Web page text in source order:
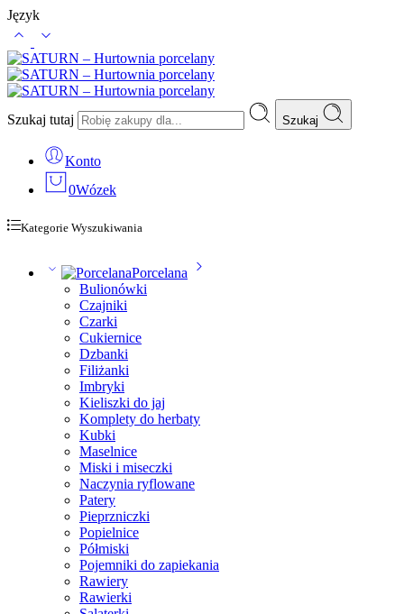
Język
Szukaj tutaj Szukaj
Konto
0Wózek
Kategorie Wyszukiwania
Porcelana
Bulionówki
Czajniki
Czarki
Cukiernice
Dzbanki
Filiżanki
Imbryki
Kieliszki do jaj
Komplety do herbaty
Kubki
Maselnice
Miski i miseczki
Naczynia ryflowane
Patery
Pieprzniczki
Popielnice
Półmiski
Pojemniki do zapiekania
Rawiery
Rawierki